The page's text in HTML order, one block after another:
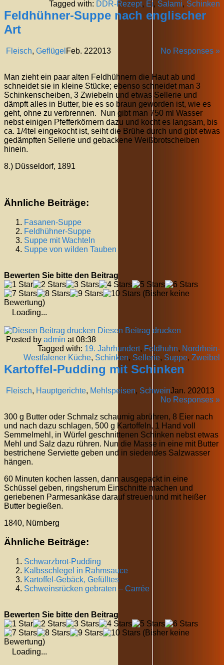
Tagged with: DDR-Rezept, Ei, Salami, Schinken
Feldhühner-Suppe nach englischer
Art
Fleisch, Geflügel No Responses »
Feb. 222013
Man zieht ein paar alten Feldhühnern die Haut ab und
schneidet sie in kleine Stücke; ebenso schneidet man 3
Schinkenscheiben, 3 Zwiebeln und etwas Sellerie und
dämpft alles in Butter, bie es so braun geworden ist, wie es
geht, ohne zu verbrennen. Nun gibt man 750 ml Wasser
nebst einigen Pfefferkörnern dazu und kocht es langsam, bis
ca. 1/4tel eingekocht ist, seiht die Brühe durch und gibt etwas
gedämpften Sellerie und gebackene Weißbrotscheiben
hinein.
8.) Düsseldorf, 1891
Ähnliche Beiträge:
Fasanen-Suppe
Feldhühner-Suppe
Suppe mit Wachteln
Suppe von wilden Tauben
Bewerten Sie bitte den Beitrag
(Bisher keine
Bewertung)
Loading...
Diesen Beitrag drucken
Posted by admin at 08:38
Tagged with: 19. Jahrhundert, Feldhuhn, Nordrhein-
Westfalener Küche, Schinken, Sellerie, Suppe, Zweibel
Kartoffel-Pudding mit Schinken
Fleisch, Hauptgerichte, Mehlspeisen, Schwein
No Responses »
Jan. 202013
300 g Butter oder Schmalz schaumig abrühren, 8 Eier nach
und nach dazu schlagen, 500 g Kartoffeln, 1 Hand voll
Semmelmehl, in Würfel geschnittenen Schinken nebst etwas
Mehl und Salz dazu rühren. Nun die Masse in eine mit Butter
bestrichene Serviette geben und in siedendes Salzwasser
hängen.
60 Minuten kochen lassen, dann ausgepackt in eine
Schüssel geben, ringsherum Einschnitte machen und
geriebenen Parmesankäse darauf streuen und mit heißer
Butter begießen.
1840, Nürnberg
Ähnliche Beiträge:
Schwarzbrot-Pudding
Kalbsschlegel in Rahmsauce
Kartoffel-Gebäck, Gefülltes
Schweinsrücken gebraten – Carrée
Bewerten Sie bitte den Beitrag
(Bisher keine
Bewertung)
Loading...